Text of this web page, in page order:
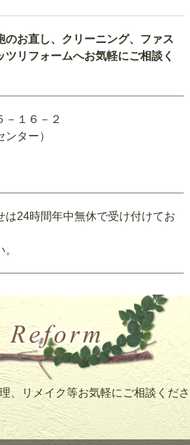
のお直し、クリーニング、ファス
リフォームへお気軽にご相談く
－１６－２
ンター）
は24時間年中無休で受け付けてお
、リメイク等お気軽にご相談くださ